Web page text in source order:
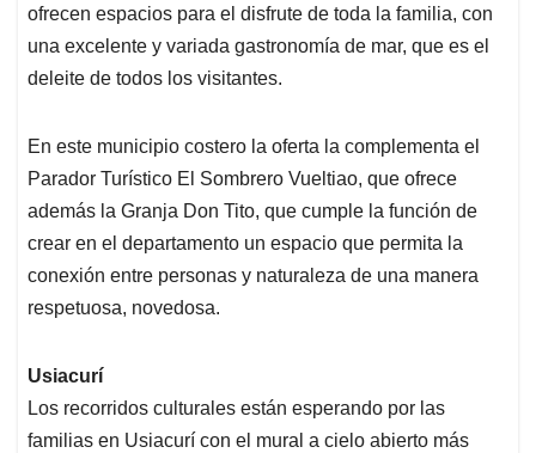
ofrecen espacios para el disfrute de toda la familia, con
una excelente y variada gastronomía de mar, que es el
deleite de todos los visitantes.
En este municipio costero la oferta la complementa el
Parador Turístico El Sombrero Vueltiao, que ofrece
además la Granja Don Tito, que cumple la función de
crear en el departamento un espacio que permita la
conexión entre personas y naturaleza de una manera
respetuosa, novedosa.
Usiacurí
Los recorridos culturales están esperando por las
familias en Usiacurí con el mural a cielo abierto más